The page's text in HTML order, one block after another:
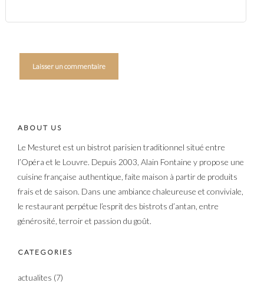
ABOUT US
Le Mesturet est un bistrot parisien traditionnel situé entre
l’Opéra et le Louvre. Depuis 2003, Alain Fontaine y propose une
cuisine française authentique, faite maison à partir de produits
frais et de saison. Dans une ambiance chaleureuse et conviviale,
le restaurant perpétue l’esprit des bistrots d’antan, entre
générosité, terroir et passion du goût.
CATEGORIES
actualites (7)